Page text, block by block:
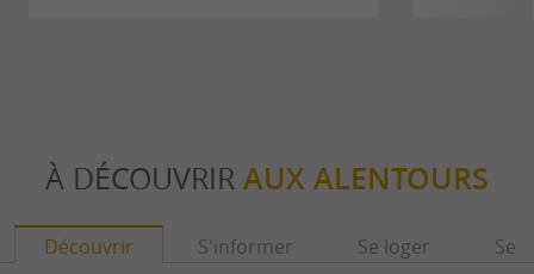
À DÉCOUVRIR AUX ALENTOURS
Découvrir S'informer Se loger Se